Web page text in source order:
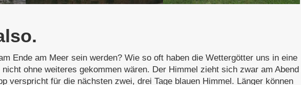
Ende am Meer sein werden? Wie so oft haben die Wettergötter uns in eine
ohne weiteres gekommen wären. Der Himmel zieht sich zwar am Abend
verspricht für die nächsten zwei, drei Tage blauen Himmel. Länger können